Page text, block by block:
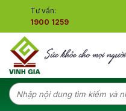
content
Tư vấn:
1900 1259
Tìm
kiếm: